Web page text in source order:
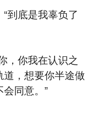
到底是我辜负了
，你我在认识之
，想要你半途做
同意。”